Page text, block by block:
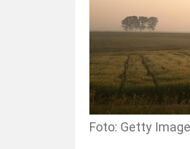
Foto: Getty